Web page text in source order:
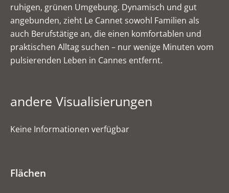
ruhigen, grünen Umgebung. Dynamisch und gut
angebunden, zieht Le Cannet sowohl Familien als
auch Berufstätige an, die einen komfortablen und
praktischen Alltag suchen – nur wenige Minuten vom
pulsierenden Leben in Cannes entfernt.
andere Visualisierungen
Keine Informationen verfügbar
Flächen